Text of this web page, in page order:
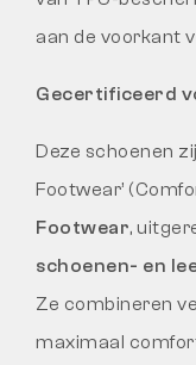
aan de voorkant
Gecertificeerd
Deze schoenen
Footwear’
Footwear,
schoenen- en
Ze combineren
maximaal